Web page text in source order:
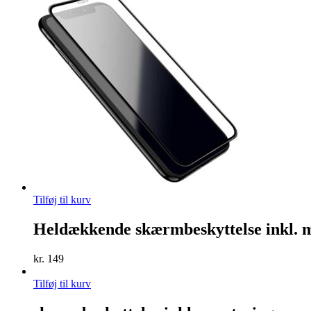
Tilføj til kurv
Heldækkende skærmbeskyttelse inkl.
kr. 149
Tilføj til kurv